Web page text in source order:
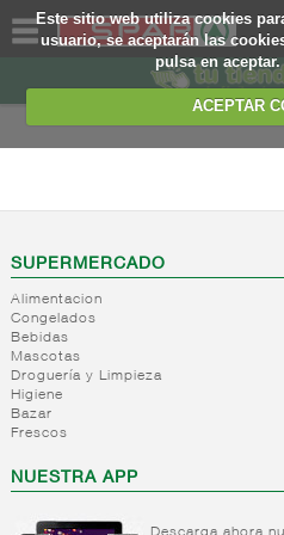
Este sitio web utiliza cookies
usuario, se aceptarán las
pulsa en
ACEPTAR
SOMOS
WEB
EJEMPLO
Nivel_3
Mayonesas
y salsas
ligeras
+
Mayonesas
Salsas
ligeras
Alioli
Ketchup
Ketchup
Salsas +
Mostaza
Salsas
frias
Salsas
calientes
Vinagres y
aderezantes
Vinagres
concetrado
Aceites +
SUPERMERCADO
Alimentacion
Congelados
Bebidas
Mascotas
Droguería y Limpieza
Higiene
Bazar
Frescos
NUESTRA APP